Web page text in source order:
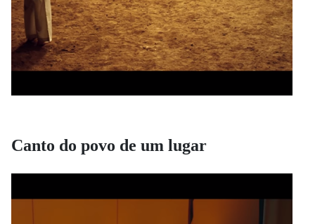
Canto do povo de um lugar